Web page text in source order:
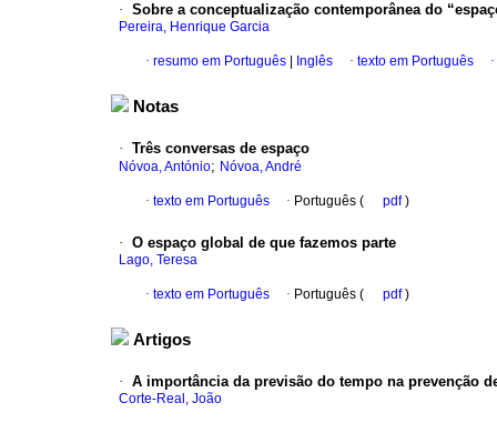
· Sobre a conceptualização contemporânea do
Pereira, Henrique Garcia
· resumo em Português Inglês · texto em Português ·
Notas
· Três conversas de espaço
Nóvoa, António; Nóvoa, André
· texto em Português · Português ( pdf)
· O espaço global de que fazemos parte
Lago, Teresa
· texto em Português · Português ( pdf)
Artigos
· A importância da previsão do tempo na prevenção
Corte-Real, João